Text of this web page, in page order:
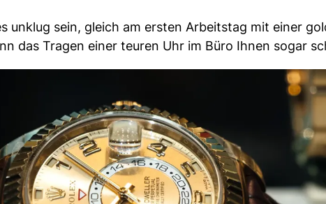
unklug sein, gleich am ersten Arbeitstag mit einer
das Tragen einer teuren Uhr im Büro Ihnen sogar